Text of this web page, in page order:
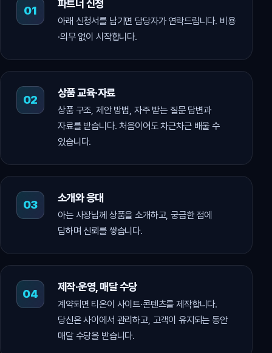
파트너 신청
아래 신청서를 남기면 담당자가 연락드립니다. 비용
·의무 없이 시작합니다.
상품 교육·자료
상품 구조, 제안 방법, 자주 받는 질문 답변과
자료를 받습니다. 처음이어도 차근차근 배울 수
있습니다.
소개와 응대
아는 사장님께 상품을 소개하고, 궁금한 점에
답하며 신뢰를 쌓습니다.
제작·운영, 매달 수당
계약되면 티온이 사이트·콘텐츠를 제작합니다.
당신은 사이에서 관리하고, 고객이 유지되는 동안
매달 수당을 받습니다.